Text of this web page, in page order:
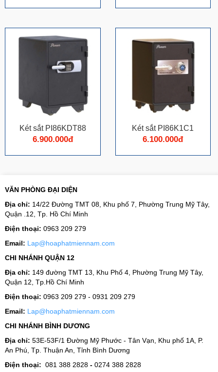
Két sắt PI86KDT88
6.900.000đ
Két sắt PI86K1C1
6.100.000đ
VĂN PHÒNG ĐẠI DIỆN
Địa chỉ: 14/22 Đường TMT 08, Khu phố 7, Phường Trung Mỹ Tây,
Quận .12, Tp. Hồ Chí Minh
Điện thoại: 0963 209 279
Email: Lap@hoaphatmiennam.com
CHI NHÁNH QUẬN 12
Địa chỉ: 149 đường TMT 13, Khu Phố 4, Phường Trung Mỹ Tây,
Quận 12, Tp.Hồ Chí Minh
Điện thoại: 0963 209 279 - 0931 209 279
Email: Lap@hoaphatmiennam.com
CHI NHÁNH BÌNH DƯƠNG
Địa chỉ: 53E-53F/1 Đường Mỹ Phước - Tân Vạn, Khu phố 1A, P.
An Phú, Tp. Thuận An, Tỉnh Bình Dương
Điện thoại: 081 388 2828 - 0274 388 2828